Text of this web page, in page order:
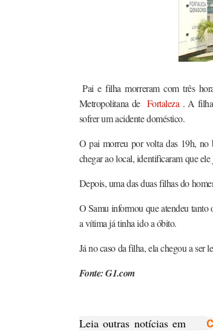
Pai e filha morreram com três
Metropolitana de Fortaleza . A
sofrer um acidente doméstico.
O pai morreu por volta das 19h, no
chegar ao local, identificaram que
Depois, uma das duas filhas do
O Samu informou que atendeu
a vítima já tinha ido a óbito.
Já no caso da filha, ela chegou a ser
Fonte: G1.com
Leia outras notícias em